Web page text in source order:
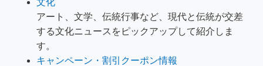
アート、文学、伝統行事など、現代と伝統が交差
する文化ニュースをピックアップして紹介しま
す。
キャンペーン・割引クーポン情報